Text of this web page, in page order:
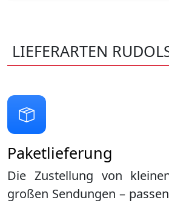
LIEFERARTEN
Paketlieferung
Die Zustellung von
großen Sendungen –